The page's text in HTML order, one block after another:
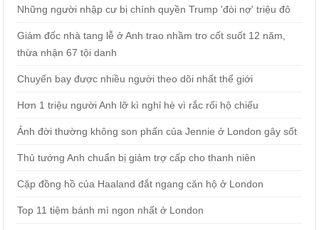
Những người nhập cư bị chính quyền Trump 'đòi nợ' triệu đô
Giám đốc nhà tang lễ ở Anh trao nhầm tro cốt suốt 12 năm,
thừa nhận 67 tội danh
Chuyến bay được nhiều người theo dõi nhất thế giới
Hơn 1 triệu người Anh lỡ kì nghỉ hè vì rắc rối hộ chiếu
Ảnh đời thường không son phấn của Jennie ở London gây sốt
Thủ tướng Anh chuẩn bị giảm trợ cấp cho thanh niên
Cặp đồng hồ của Haaland đắt ngang căn hộ ở London
Top 11 tiệm bánh mì ngon nhất ở London